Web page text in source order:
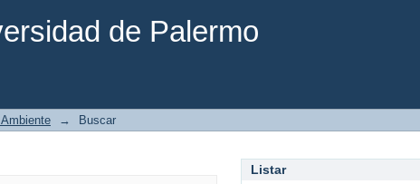
de Palermo
→ Buscar
Listar